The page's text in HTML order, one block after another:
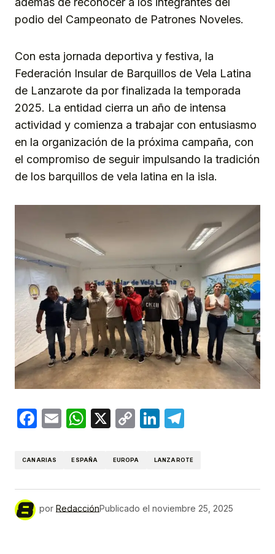
podio del Campeonato de Patrones Noveles.
Con esta jornada deportiva y festiva, la
Federación Insular de Barquillos de Vela Latina
de Lanzarote da por finalizada la temporada
2025. La entidad cierra un año de intensa
actividad y comienza a trabajar con entusiasmo
en la organización de la próxima campaña, con
el compromiso de seguir impulsando la tradición
de los barquillos de vela latina en la isla.
Facebook
EmailWhatsApp
X
CopyLinkedIn
CANARIAS ESPAÑA EUROPA LANZAROTE
por RedacciónPublicado el noviembre 25, 2025